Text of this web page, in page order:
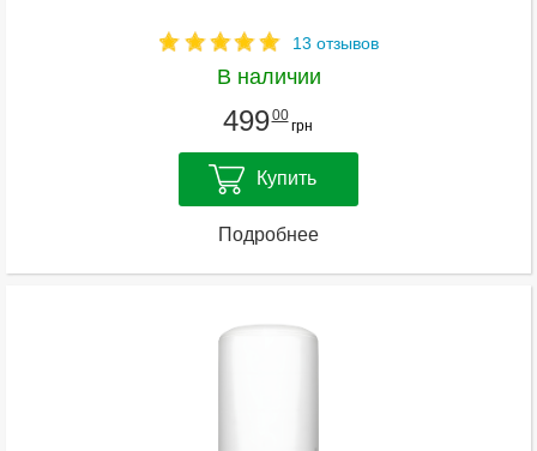
13 отзывов
В наличии
49900
грн
Купить
Подробнее